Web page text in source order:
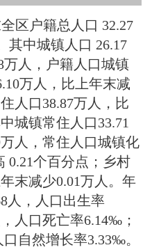
区户籍总人口 32.27
其中城镇人口 26.17
万人，户籍人口城镇
万人，比上年末减
人口38.87万人，比
城镇常住人口33.71
人，常住人口城镇化
0.21个百分点；乡村
末减少0.01万人。年
人，人口出生率
人口死亡率6.14‰；
自然增长率3.33‰。